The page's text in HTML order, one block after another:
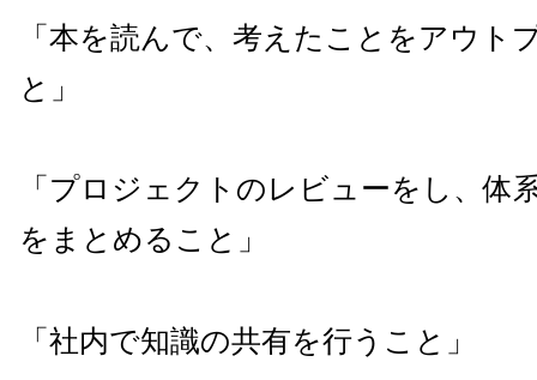
「本を読んで、考えたことをアウト
と」
「プロジェクトのレビューをし、体
をまとめること」
「社内で知識の共有を行うこと」